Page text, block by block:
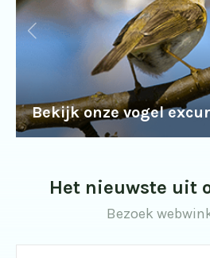
Bekijk onze vogel
Het nieuwste uit
Bezoek